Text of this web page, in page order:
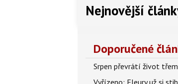
Nejnovější
Doporučené
Srpen převrátí život
Vyřízeno: Fleury už si